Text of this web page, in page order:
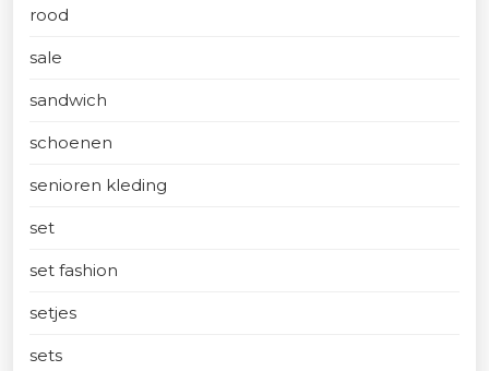
rood
sale
sandwich
schoenen
senioren kleding
set
set fashion
setjes
sets